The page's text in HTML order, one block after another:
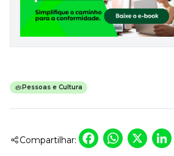
Materiais Gratuitos
Todos os Materiais Gratuitos
Confira nossos materiais
Ferramentas e Templates
Pessoas e Cultura
Compartilhar: X